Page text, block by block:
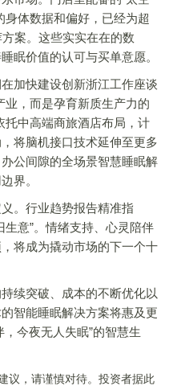
身体数据和偏好，已经为超
案。这些实实在在的数
眠价值的认可与买单意愿。
快建设创新浙江工作座谈
业，而是孕育新质生产力的
托中高端商旅酒店布局，计
将脑机接口技术延伸至更多
公间隙的全场景智慧睡眠解
界。
。行业趋势报告精准指
生意”。情绪支持、心灵陪伴
将成为撬动市场的下一个十
突破、成本的不断优化以
智能睡眠解决方案将惠及更
今夜无人失眠”的智慧生
，请谨慎对待。投资者据此